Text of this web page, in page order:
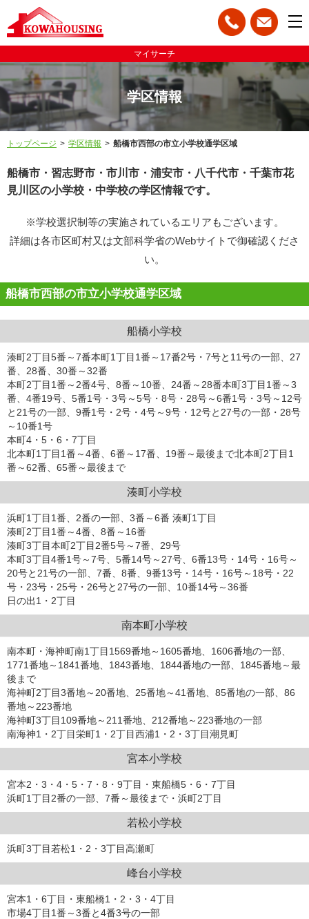
マイサーチ
学区情報
トップページ 学区情報 船橋市西部の市立小学校通学区域
船橋市・習志野市・市川市・浦安市・八千代市・千葉市花
見川区の小学校・中学校の学区情報です。
※学校選択制等の実施されているエリアもございます。
詳細は各市区町村又は文部科学省のWebサイトで御確認くださ
い。
船橋市西部の市立小学校通学区域
船橋小学校
湊町2丁目5番～7番本町1丁目1番～17番2号・7号と11号の一部、27
番、28番、30番～32番
本町2丁目1番～2番4号、8番～10番、24番～28番本町3丁目1番～3
番、4番19号、5番1号・3号～5号・8号・28号～6番1号・3号～12号
と21号の一部、9番1号・2号・4号～9号・12号と27号の一部・28号
～10番1号
本町4・5・6・7丁目
北本町1丁目1番～4番、6番～17番、19番～最後まで北本町2丁目1
番～62番、65番～最後まで
湊町小学校
浜町1丁目1番、2番の一部、3番～6番 湊町1丁目
湊町2丁目1番～4番、8番～16番
湊町3丁目本町2丁目2番5号～7番、29号
本町3丁目4番1号～7号、5番14号～27号、6番13号・14号・16号～
20号と21号の一部、7番、8番、9番13号・14号・16号～18号・22
号・23号・25号・26号と27号の一部、10番14号～36番
日の出1・2丁目
南本町小学校
南本町・海神町南1丁目1569番地～1605番地、1606番地の一部、
1771番地～1841番地、1843番地、1844番地の一部、1845番地～最
後まで
海神町2丁目3番地～20番地、25番地～41番地、85番地の一部、86
番地～223番地
海神町3丁目109番地～211番地、212番地～223番地の一部
南海神1・2丁目栄町1・2丁目西浦1・2・3丁目潮見町
宮本小学校
宮本2・3・4・5・7・8・9丁目・東船橋5・6・7丁目
浜町1丁目2番の一部、7番～最後まで・浜町2丁目
若松小学校
浜町3丁目若松1・2・3丁目高瀬町
峰台小学校
宮本1・6丁目・東船橋1・2・3・4丁目
市場4丁目1番～3番と4番3号の一部